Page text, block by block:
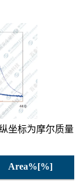
坐标为摩尔质量
Area%[%]